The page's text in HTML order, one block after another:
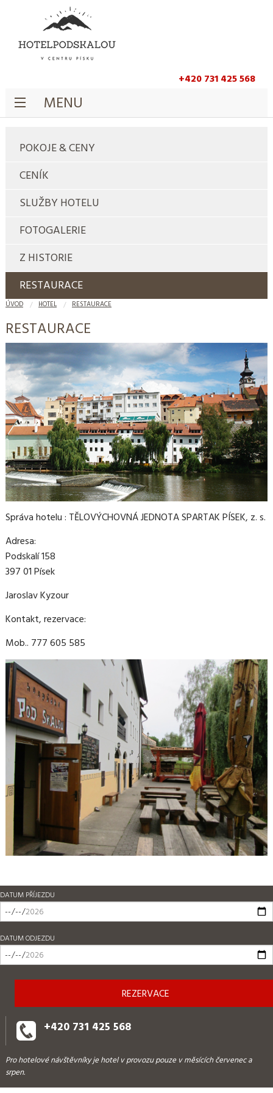
+420 731 425 568
MENU
POKOJE & CENY
CENÍK
SLUŽBY HOTELU
FOTOGALERIE
Z HISTORIE
RESTAURACE
ÚVOD HOTEL RESTAURACE
RESTAURACE
Správa hotelu : TĚLOVÝCHOVNÁ JEDNOTA SPARTAK PÍSEK, z. s.
Adresa:
Podskalí 158
397 01 Písek
Jaroslav Kyzour
Kontakt, rezervace:
Mob.. 777 605 585
DATUM PŘÍJEZDU
DATUM ODJEZDU
+420 731 425 568
Pro hotelové návštěvníky je hotel v provozu pouze v měsících červenec a
srpen.